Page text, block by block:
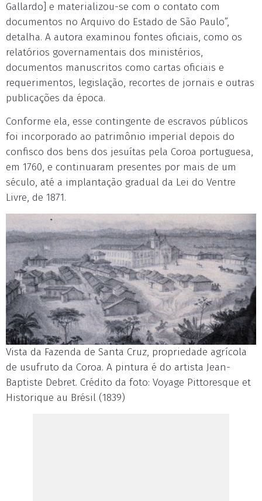
Gallardo] e materializou-se com o contato com
documentos no Arquivo do Estado de São Paulo”,
detalha. A autora examinou fontes oficiais, como os
relatórios governamentais dos ministérios,
documentos manuscritos como cartas oficiais e
requerimentos, legislação, recortes de jornais e outras
publicações da época.
Conforme ela, esse contingente de escravos públicos
foi incorporado ao patrimônio imperial depois do
confisco dos bens dos jesuítas pela Coroa portuguesa,
em 1760, e continuaram presentes por mais de um
século, até a implantação gradual da Lei do Ventre
Livre, de 1871.
Vista da Fazenda de Santa Cruz, propriedade agrícola
de usufruto da Coroa. A pintura é do artista Jean-
Baptiste Debret. Crédito da foto: Voyage Pittoresque et
Historique au Brésil (1839)